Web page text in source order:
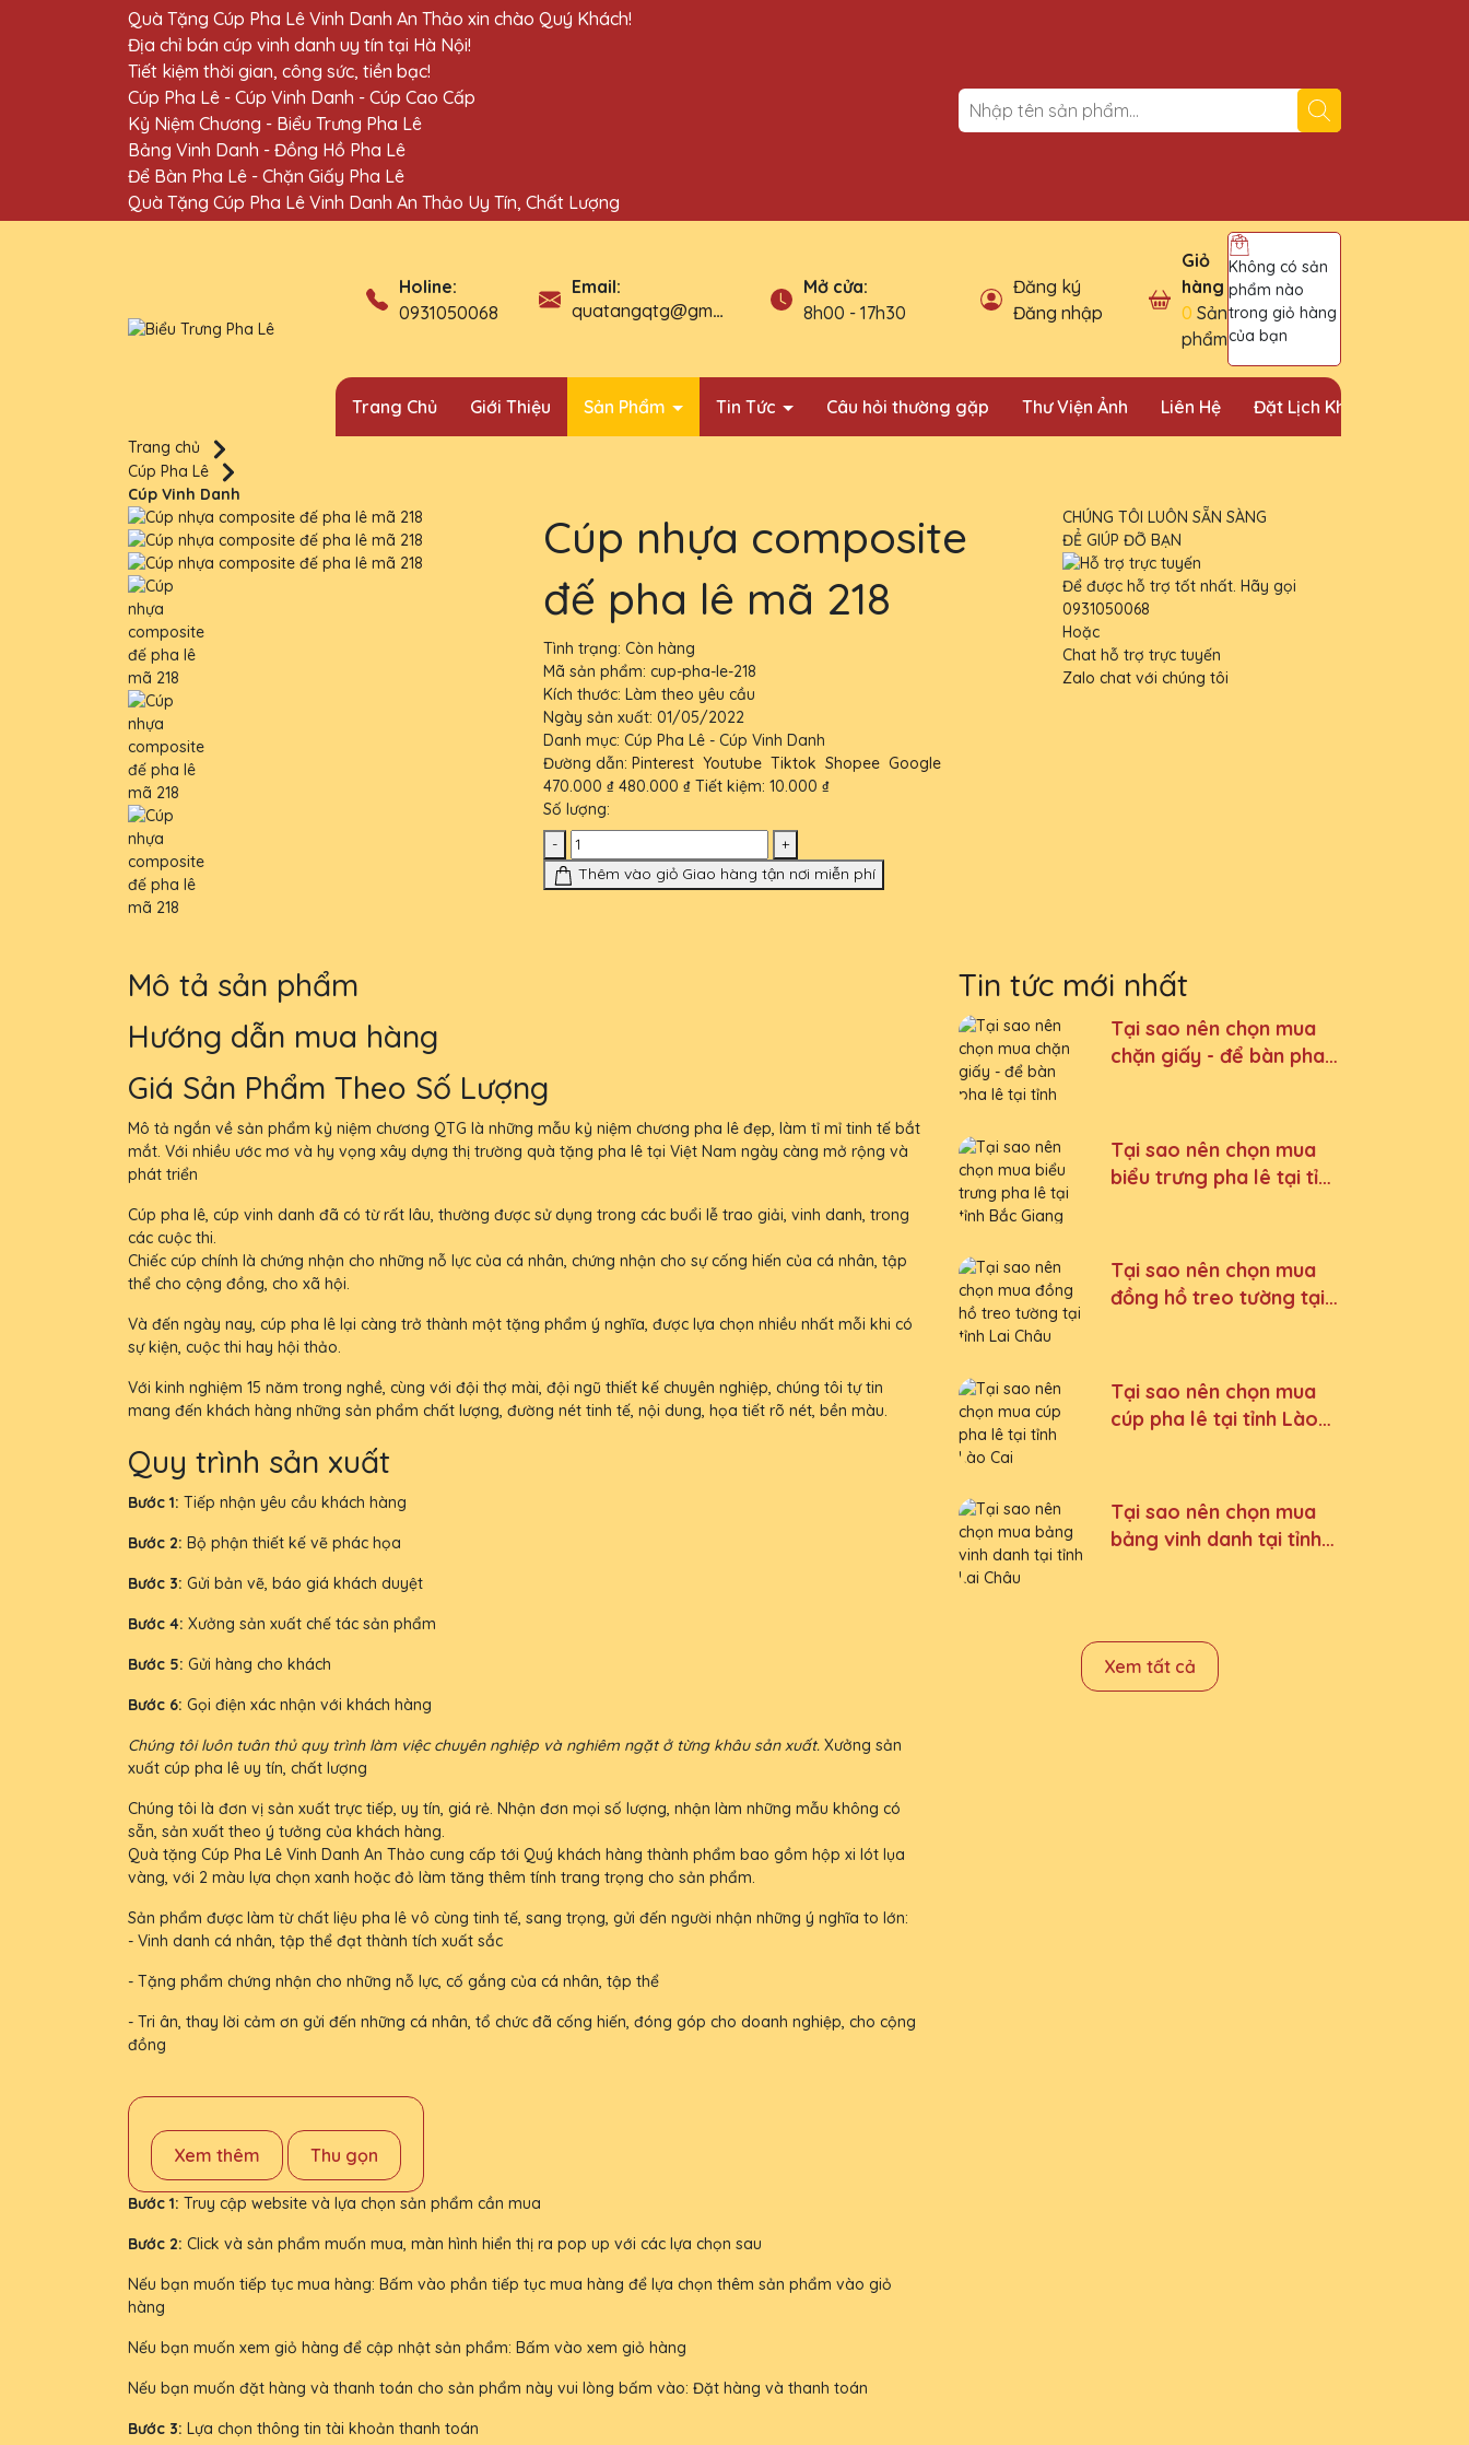
Quà Tặng Cúp Pha Lê Vinh Danh An Thảo xin chào Quý Khách!
Địa chỉ bán cúp vinh danh uy tín tại Hà Nội!
Tiết kiệm thời gian, công sức, tiền bạc!
Cúp Pha Lê - Cúp Vinh Danh - Cúp Cao Cấp
Kỷ Niệm Chương - Biểu Trưng Pha Lê
Bảng Vinh Danh - Đồng Hồ Pha Lê
Để Bàn Pha Lê - Chặn Giấy Pha Lê
Quà Tặng Cúp Pha Lê Vinh Danh An Thảo Uy Tín, Chất Lượng
Holine:
0931050068
Email:
quatangqtg@gmail.com
Mở cửa:
8h00 - 17h30
Đăng ký
Đăng nhập
Giỏ
hàng
0 Sản
phẩm
Không có sản
phẩm nào
trong giỏ hàng
của bạn
Trang Chủ Giới Thiệu Sản Phẩm Tin Tức Câu hỏi thường gặp Thư Viện Ảnh Liên Hệ Đặt Lịch Khảo Sát
Trang chủ
Cúp Pha Lê
Cúp Vinh Danh
Cúp nhựa composite
đế pha lê mã 218
Tình trạng: Còn hàng
Mã sản phẩm: cup-pha-le-218
Kích thước: Làm theo yêu cầu
Ngày sản xuất: 01/05/2022
Danh mục: Cúp Pha Lê - Cúp Vinh Danh
Đường dẫn: Pinterest Youtube Tiktok Shopee Google
470.000 ₫ 480.000 ₫ Tiết kiệm: 10.000 ₫
Số lượng:
-
+
Thêm vào giỏ Giao hàng tận nơi miễn phí
CHÚNG TÔI LUÔN SẴN SÀNG
ĐỂ GIÚP ĐỠ BẠN
Để được hỗ trợ tốt nhất. Hãy gọi
0931050068
Hoặc
Chat hỗ trợ trực tuyến
Zalo chat với chúng tôi
Mô tả sản phẩm
Hướng dẫn mua hàng
Giá Sản Phẩm Theo Số Lượng
Mô tả ngắn về sản phẩm kỷ niệm chương QTG là những mẫu kỷ niệm chương pha lê đẹp, làm tỉ mỉ tinh tế bắt
mắt. Với nhiều ước mơ và hy vọng xây dựng thị trường quà tặng pha lê tại Việt Nam ngày càng mở rộng và
phát triển
Cúp pha lê, cúp vinh danh đã có từ rất lâu, thường được sử dụng trong các buổi lễ trao giải, vinh danh, trong
các cuộc thi.
Chiếc cúp chính là chứng nhận cho những nỗ lực của cá nhân, chứng nhận cho sự cống hiến của cá nhân, tập
thể cho cộng đồng, cho xã hội.
Và đến ngày nay, cúp pha lê lại càng trở thành một tặng phẩm ý nghĩa, được lựa chọn nhiều nhất mỗi khi có
sự kiện, cuộc thi hay hội thảo.
Với kinh nghiệm 15 năm trong nghề, cùng với đội thợ mài, đội ngũ thiết kế chuyên nghiệp, chúng tôi tự tin
mang đến khách hàng những sản phẩm chất lượng, đường nét tinh tế, nội dung, họa tiết rõ nét, bền màu.
Quy trình sản xuất
Bước 1: Tiếp nhận yêu cầu khách hàng
Bước 2: Bộ phận thiết kế vẽ phác họa
Bước 3: Gửi bản vẽ, báo giá khách duyệt
Bước 4: Xưởng sản xuất chế tác sản phẩm
Bước 5: Gửi hàng cho khách
Bước 6: Gọi điện xác nhận với khách hàng
Chúng tôi luôn tuân thủ quy trình làm việc chuyên nghiệp và nghiêm ngặt ở từng khâu sản xuất. Xưởng sản
xuất cúp pha lê uy tín, chất lượng
Chúng tôi là đơn vị sản xuất trực tiếp, uy tín, giá rẻ. Nhận đơn mọi số lượng, nhận làm những mẫu không có
sẵn, sản xuất theo ý tưởng của khách hàng.
Quà tặng Cúp Pha Lê Vinh Danh An Thảo cung cấp tới Quý khách hàng thành phẩm bao gồm hộp xi lót lụa
vàng, với 2 màu lựa chọn xanh hoặc đỏ làm tăng thêm tính trang trọng cho sản phẩm.
Sản phẩm được làm từ chất liệu pha lê vô cùng tinh tế, sang trọng, gửi đến người nhận những ý nghĩa to lớn:
- Vinh danh cá nhân, tập thể đạt thành tích xuất sắc
- Tặng phẩm chứng nhận cho những nỗ lực, cố gắng của cá nhân, tập thể
- Tri ân, thay lời cảm ơn gửi đến những cá nhân, tổ chức đã cống hiến, đóng góp cho doanh nghiệp, cho cộng
đồng
Xem thêm Thu gọn
Bước 1: Truy cập website và lựa chọn sản phẩm cần mua
Bước 2: Click và sản phẩm muốn mua, màn hình hiển thị ra pop up với các lựa chọn sau
Nếu bạn muốn tiếp tục mua hàng: Bấm vào phần tiếp tục mua hàng để lựa chọn thêm sản phẩm vào giỏ
hàng
Nếu bạn muốn xem giỏ hàng để cập nhật sản phẩm: Bấm vào xem giỏ hàng
Nếu bạn muốn đặt hàng và thanh toán cho sản phẩm này vui lòng bấm vào: Đặt hàng và thanh toán
Bước 3: Lựa chọn thông tin tài khoản thanh toán
Tin tức mới nhất
Tại sao nên chọn mua
chặn giấy - để bàn pha
Tại sao nên chọn mua
biểu trưng pha lê tại tỉnh
Tại sao nên chọn mua
đồng hồ treo tường tại
Tại sao nên chọn mua
cúp pha lê tại tỉnh Lào
Tại sao nên chọn mua
bảng vinh danh tại tỉnh
Xem tất cả